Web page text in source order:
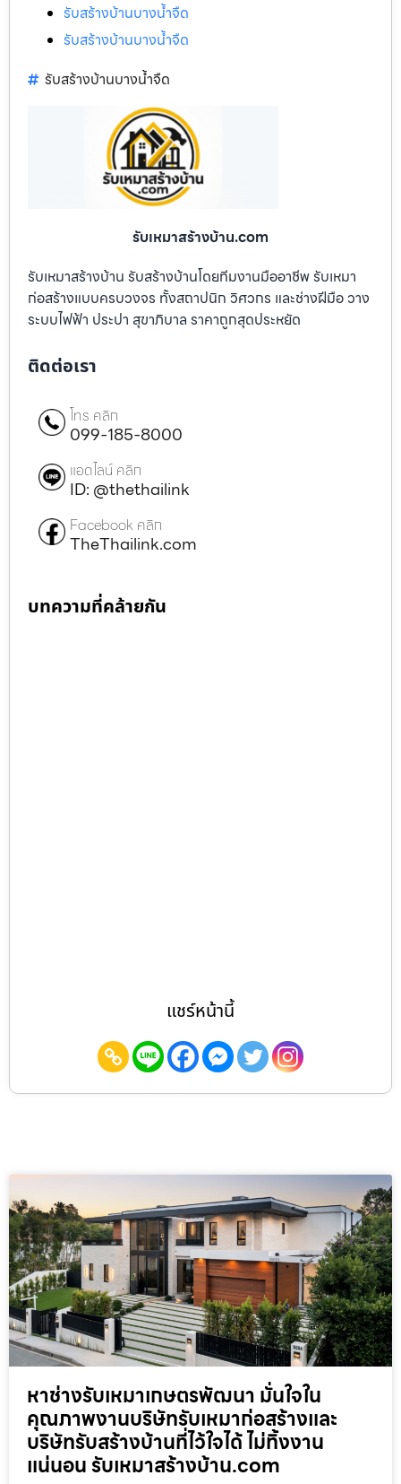
รับสร้างบ้านบางน้ำจืด
รับสร้างบ้านบางน้ำจืด
รับสร้างบ้านบางน้ำจืด
รับเหมาสร้างบ้าน.com
รับเหมาสร้างบ้าน รับสร้างบ้านโดยทีมงานมืออาชีพ รับเหมา
ก่อสร้างแบบครบวงจร ทั้งสถาปนิก วิศวกร และช่างฝีมือ วาง
ระบบไฟฟ้า ประปา สุขาภิบาล ราคาถูกสุดประหยัด
ติดต่อเรา
โทร คลิก
099-185-8000
แอดไลน์ คลิก
ID: @thethailink
Facebook คลิก
TheThailink.com
บทความที่คล้ายกัน
แชร์หน้านี้
หาช่างรับเหมาเกษตรพัฒนา มั่นใจใน
คุณภาพงานบริษัทรับเหมาก่อสร้างและ
บริษัทรับสร้างบ้านที่ไว้ใจได้ ไม่ทิ้งงาน
แน่นอน รับเหมาสร้างบ้าน.com